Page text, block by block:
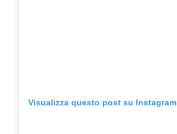
Visualizza questo post su Instagram